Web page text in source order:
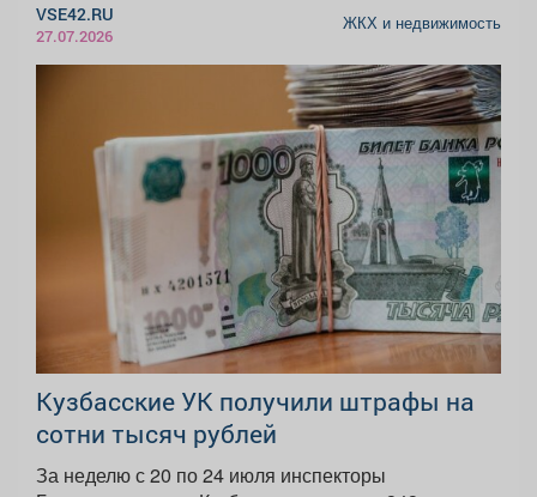
VSE42.RU
27.07.2026
ЖКХ и недвижимость
Кузбасские УК получили штрафы на
сотни тысяч рублей
За неделю с 20 по 24 июля инспекторы